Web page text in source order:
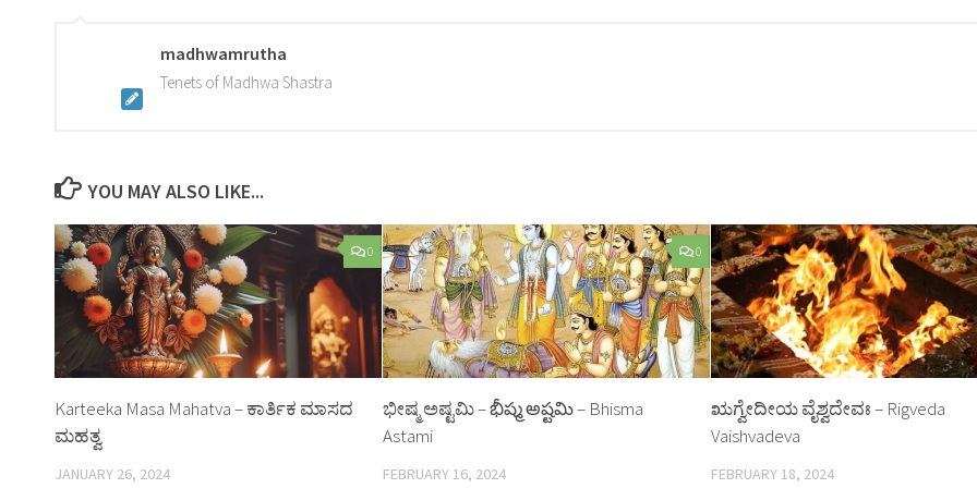
madhwamrutha
Tenets of Madhwa Shastra
YOU MAY ALSO LIKE...
0
Karteeka Masa Mahatva – ಕಾರ್ತಿಕ ಮಾಸದ
ಮಹತ್ವ
JANUARY 26, 2024
0
ಭೀಷ್ಮ ಅಷ್ಟಮಿ – భీష్మ అష్టమి – Bhisma
Astami
FEBRUARY 16, 2024
ಋಗ್ವೇದೀಯ ವೈಶ್ವದೇವಃ – Rigveda
Vaishvadeva
FEBRUARY 18, 2024